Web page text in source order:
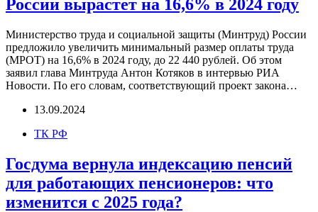
России вырастет на 16,6% в 2024 году
Министерство труда и социальной защиты (Минтруд) России
предложило увеличить минимальный размер оплаты труда
(МРОТ) на 16,6% в 2024 году, до 22 440 рублей. Об этом
заявил глава Минтруда Антон Котяков в интервью РИА
Новости. По его словам, соответствующий проект закона…
13.09.2024
ТК РФ
Госдума вернула индексацию пенсий
для работающих пенсионеров: что
изменится с 2025 года?